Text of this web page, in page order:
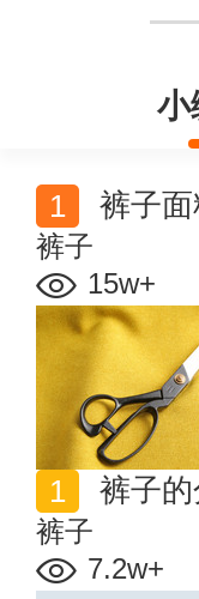
小
裤子
裤子
15w+
裤子
裤子
7.2w+